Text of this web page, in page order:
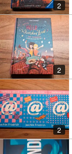
2
2
2